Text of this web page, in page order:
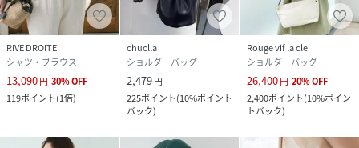
------------------------------------------------------------
--------------------
【注意点】
※画像の商品は光の照射や角度、お使いのモニター環境によ
り、
実物と色味が異なる場合がございます。
※入荷状況により、お届け予定が前後する場合があります。
※お客様への発送が店頭販売より遅れる場合もあります。
RIVE DROITE
シャツ・ブラウス
13,090円 30%OFF
119ポイント(1倍)
chuclla
ショルダーバッグ
2,479円
225ポイント(10%ポイント
バック)
Rouge vif la cle
ショルダーバッグ
26,400円 20%OFF
2,400ポイント(10%ポイン
トバック)